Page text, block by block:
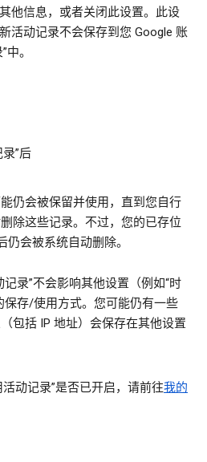
他信息，或者关闭此设置。此设
活动记录不会保存到您 Google 账
。
”后
仍会被保留并使用，直到您自行
除这些记录。不过，您的已存位
仍会被系统自动删除。
录”不会影响其他设置（例如“时
保存/使用方式。您可能仍有一些
包括 IP 地址）会保存在其他设置
动记录”是否已开启，请前往我的